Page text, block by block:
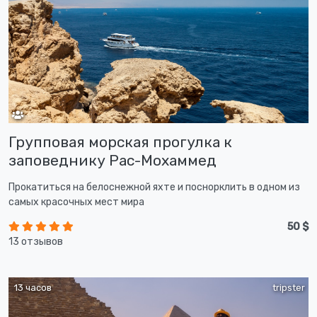
Групповая морская прогулка к
заповеднику Рас-Мохаммед
Прокатиться на белоснежной яхте и поснорклить в одном из
самых красочных мест мира
13 отзывов
50 $
tripster
13 часов